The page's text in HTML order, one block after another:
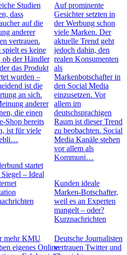
Studien
dass
auf die
anderer
vertrauen.
spielt es keine
ob der Händler
das Produkt
wurden –
ist die
an sich.
anderer
die einen
Shop bereits
ist für viele
startet
Siegel – Ideal
Auf prominente
Gesichter setzten in
der Werbung schon
viele Marken. Der
aktuelle Trend geht
jedoch dahin, den
realen Konsumenten
als
Markenbotschafter in
den Social Media
einzusetzen. Vor
allem im
deutschsprachigen
Raum ist dieser Trend
zu beobachten. Social
Media Kanäle stehen
vor allem als
Kommuni…
Kunden ideale
Marken-Botschafter,
weil es an Experten
mangelt – oder?
Kurznachrichten
mehr KMU
eigenes Online
Deutsche Journalisten
vertrauen Twitter und